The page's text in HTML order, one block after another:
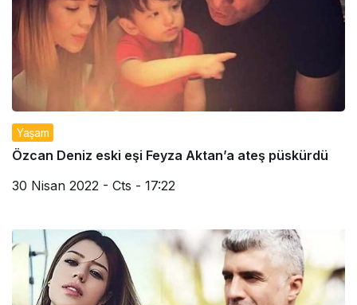
Yaşam
Özcan Deniz eski eşi Feyza Aktan’a ateş püskürdü
30 Nisan 2022 - Cts - 17:22